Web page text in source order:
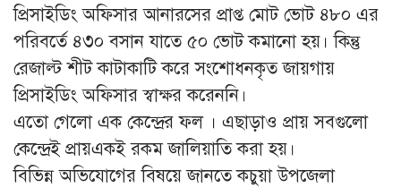
প্রিসাইডিং অফিসার আনারসের প্রাপ্ত মোট ভোট ৪৮০ এর
পরিবর্তে ৪৩০ বসান যাতে ৫০ ভোট কমানো হয়। কিন্তু
রেজাল্ট শীট কাটাকাটি করে সংশোধনকৃত জায়গায়
প্রিসাইডিং অফিসার স্বাক্ষর করেননি।
এতো গেলো এক কেন্দ্রের ফল । এছাড়াও প্রায় সবগুলো
কেন্দ্রেই প্রায়একই রকম জালিয়াতি করা হয়।
বিভিন্ন অভিযোগের বিষয়ে জানতে কচুয়া উপজেলা